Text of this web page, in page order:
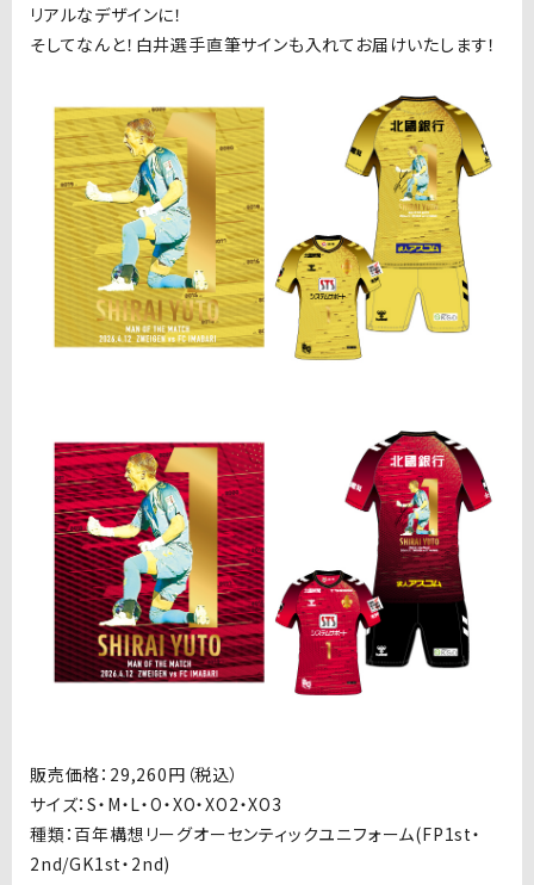
リアルなデザインに！
そしてなんと！白井選手直筆サインも入れてお届けいたします！
販売価格： 29,260円（税込）
サイズ：S・ M・L・O・XO・XO2・XO3
種類：百年構想リーグオーセンティックユニフォーム(FP1st・
2nd/GK1st・ 2nd)